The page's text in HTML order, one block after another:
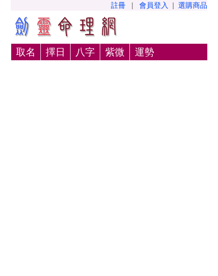
註冊 | 會員登入 | 選購商品
取名 擇日 八字 紫微 運勢